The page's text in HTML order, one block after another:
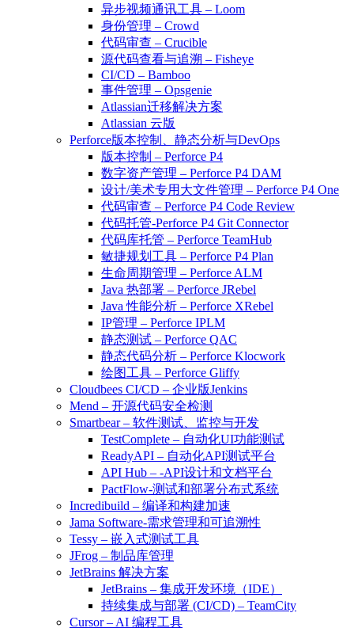
异步视频通讯工具 – Loom
身份管理 – Crowd
代码审查 – Crucible
源代码查看与追溯 – Fisheye
CI/CD – Bamboo
事件管理 – Opsgenie
Atlassian迁移解决方案
Atlassian 云版
Perforce版本控制、静态分析与DevOps
版本控制 – Perforce P4
数字资产管理 – Perforce P4 DAM
设计/美术专用大文件管理 – Perforce P4 One
代码审查 – Perforce P4 Code Review
代码托管-Perforce P4 Git Connector
代码库托管 – Perforce TeamHub
敏捷规划工具 – Perforce P4 Plan
生命周期管理 – Perforce ALM
Java 热部署 – Perforce JRebel
Java 性能分析 – Perforce XRebel
IP管理 – Perforce IPLM
静态测试 – Perforce QAC
静态代码分析 – Perforce Klocwork
绘图工具 – Perforce Gliffy
Cloudbees CI/CD – 企业版Jenkins
Mend – 开源代码安全检测
Smartbear – 软件测试、监控与开发
TestComplete – 自动化UI功能测试
ReadyAPI – 自动化API测试平台
API Hub – -API设计和文档平台
PactFlow-测试和部署分布式系统
Incredibuild – 编译和构建加速
Jama Software-需求管理和可追溯性
Tessy – 嵌入式测试工具
JFrog – 制品库管理
JetBrains 解决方案
JetBrains – 集成开发环境（IDE）
持续集成与部署 (CI/CD) – TeamCity
Cursor – AI 编程工具